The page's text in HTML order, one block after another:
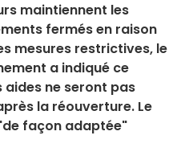
maintiennent les
fermés en raison
mesures restrictives, le
a indiqué ce
aides ne seront pas
la réouverture. Le
façon adaptée"